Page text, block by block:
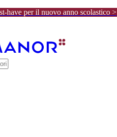
have per il nuovo anno scolastico >